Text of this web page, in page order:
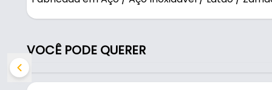
Características:
- Marca: Stam
- Material: Aço / Aço Inoxidável / Latão / Zamac 5
VOCÊ PODE QUERER